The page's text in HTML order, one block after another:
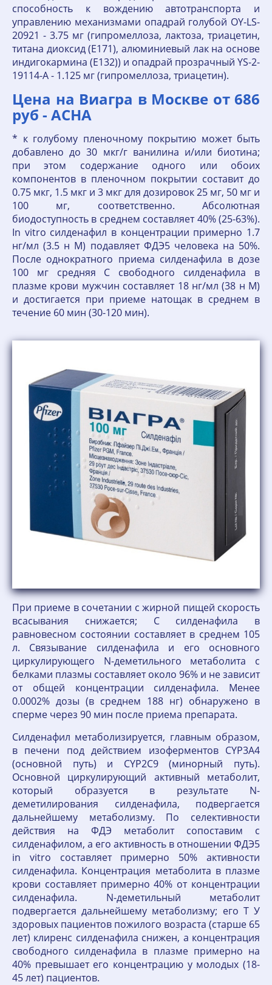
способность к вождению автотранспорта и
управлению механизмами опадрай голубой OY-LS-
20921 - 3.75 мг (гипромеллоза, лактоза, триацетин,
титана диоксид (E171), алюминиевый лак на основе
индигокармина (E132)) и опадрай прозрачный YS-2-
19114-A - 1.125 мг (гипромеллоза, триацетин).
Цена на Виагра в Москве от 686
руб - АСНА
* к голубому пленочному покрытию может быть
добавлено до 30 мкг/г ванилина и/или биотина;
при этом содержание одного или обоих
компонентов в пленочном покрытии составит до
0.75 мкг, 1.5 мкг и 3 мкг для дозировок 25 мг, 50 мг и
100 мг, соответственно. Абсолютная
биодоступность в среднем составляет 40% (25-63%).
In vitro силденафил в концентрации примерно 1.7
нг/мл (3.5 н М) подавляет ФДЭ5 человека на 50%.
После однократного приема силденафила в дозе
100 мг средняя C свободного силденафила в
плазме крови мужчин составляет 18 нг/мл (38 н М)
и достигается при приеме натощак в среднем в
течение 60 мин (30-120 мин).
При приеме в сочетании с жирной пищей скорость
всасывания снижается; C силденафила в
равновесном состоянии составляет в среднем 105
л. Связывание силденафила и его основного
циркулирующего N-деметильного метаболита с
белками плазмы составляет около 96% и не зависит
от общей концентрации силденафила. Менее
0.0002% дозы (в среднем 188 нг) обнаружено в
сперме через 90 мин после приема препарата.
Силденафил метаболизируется, главным образом,
в печени под действием изоферментов CYP3A4
(основной путь) и CYP2C9 (минорный путь).
Основной циркулирующий активный метаболит,
который образуется в результате N-
деметилирования силденафила, подвергается
дальнейшему метаболизму. По селективности
действия на ФДЭ метаболит сопоставим с
силденафилом, а его активность в отношении ФДЭ5
in vitro составляет примерно 50% активности
силденафила. Концентрация метаболита в плазме
крови составляет примерно 40% от концентрации
силденафила. N-деметильный метаболит
подвергается дальнейшему метаболизму; его T У
здоровых пациентов пожилого возраста (старше 65
лет) клиренс силденафила снижен, а концентрация
свободного силденафила в плазме примерно на
40% превышает его концентрацию у молодых (18-
45 лет) пациентов.